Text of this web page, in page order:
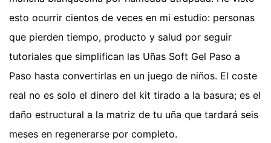
esto ocurrir cientos de veces en mi estudio: personas
que pierden tiempo, producto y salud por seguir
tutoriales que simplifican las Uñas Soft Gel Paso a
Paso hasta convertirlas en un juego de niños. El coste
real no es solo el dinero del kit tirado a la basura; es el
daño estructural a la matriz de tu uña que tardará seis
meses en regenerarse por completo.